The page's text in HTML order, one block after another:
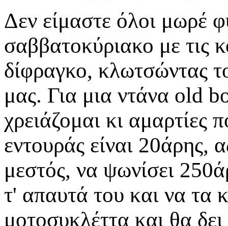
Δεν είμαστε όλοι μωρέ
σαββατοκύριακο με τις
δίφραγκο, κλωτσώντας
μας. Για μια ντάνα old
χρειάζομαι κι
εντουράς είναι 20άρης,
μεστός, να ψωνίσει
τ' απαυτά του και να τα
μοτοσυκλέττα και θα